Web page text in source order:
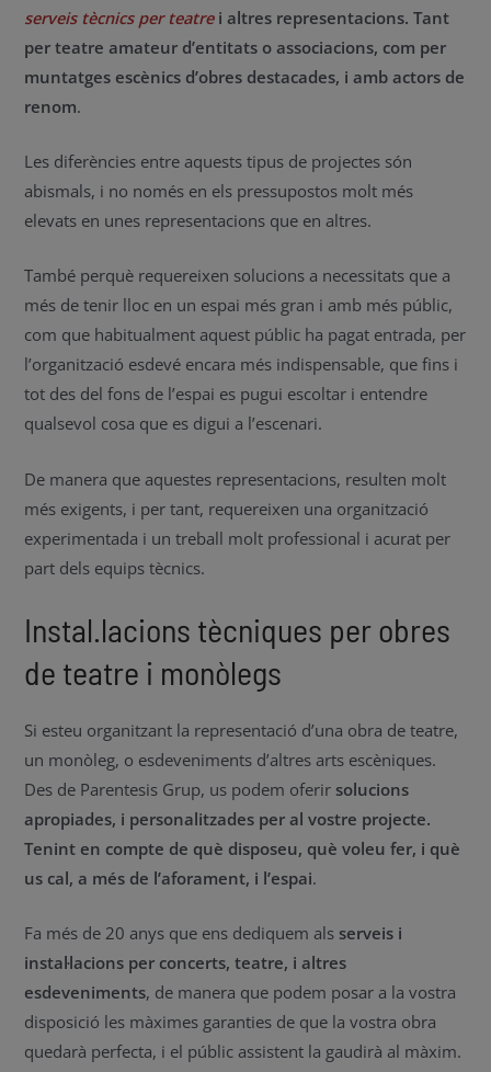
serveis tècnics per teatrei altres representacions. Tant
per teatre amateur d’entitats o associacions, com per
muntatges escènics d’obres destacades, i amb actors de
renom.
Les diferències entre aquests tipus de projectes són
abismals, i no només en els pressupostos molt més
elevats en unes representacions que en altres.
També perquè requereixen solucions a necessitats que a
més de tenir lloc en un espai més gran i amb més públic,
com que habitualment aquest públic ha pagat entrada, per
l’organització esdevé encara més indispensable, que fins i
tot des del fons de l’espai es pugui escoltar i entendre
qualsevol cosa que es digui a l’escenari.
De manera que aquestes representacions, resulten molt
més exigents, i per tant, requereixen una organització
experimentada i un treball molt professional i acurat per
part dels equips tècnics.
Instal.lacions tècniques per obres
de teatre i monòlegs
Si esteu organitzant la representació d’una obra de teatre,
un monòleg, o esdeveniments d’altres arts escèniques.
Des de Parentesis Grup, us podem oferir solucions
apropiades, i personalitzades per al vostre projecte.
Tenint en compte de què disposeu, què voleu fer, i què
us cal, a més de l’aforament, i l’espai.
Fa més de 20 anys que ens dediquem als serveis i
instal·lacions per concerts, teatre, i altres
esdeveniments, de manera que podem posar a la vostra
disposició les màximes garanties de que la vostra obra
quedarà perfecta, i el públic assistent la gaudirà al màxim.